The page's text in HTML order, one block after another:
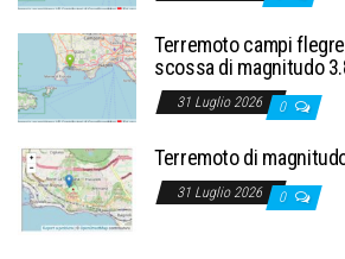
Terremoto campi
scossa di magnitudo
31 Luglio 2026 0
Terremoto di
31 Luglio 2026 0